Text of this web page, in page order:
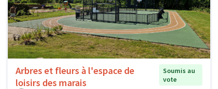
Arbres et fleurs à l'espace de
loisirs des marais
Soumis au
vote